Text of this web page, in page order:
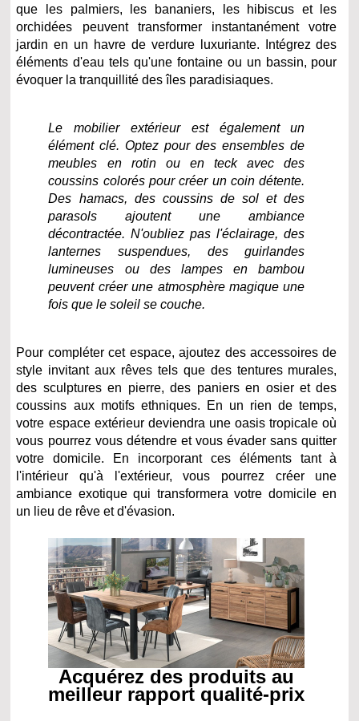
que les palmiers, les bananiers, les hibiscus et les
orchidées peuvent transformer instantanément votre
jardin en un havre de verdure luxuriante. Intégrez des
éléments d'eau tels qu'une fontaine ou un bassin, pour
évoquer la tranquillité des îles paradisiaques.
Le mobilier extérieur est également un
élément clé. Optez pour des ensembles de
meubles en rotin ou en teck avec des
coussins colorés pour créer un coin détente.
Des hamacs, des coussins de sol et des
parasols ajoutent une ambiance
décontractée. N'oubliez pas l'éclairage, des
lanternes suspendues, des guirlandes
lumineuses ou des lampes en bambou
peuvent créer une atmosphère magique une
fois que le soleil se couche.
Pour compléter cet espace, ajoutez des accessoires de
style invitant aux rêves tels que des tentures murales,
des sculptures en pierre, des paniers en osier et des
coussins aux motifs ethniques. En un rien de temps,
votre espace extérieur deviendra une oasis tropicale où
vous pourrez vous détendre et vous évader sans quitter
votre domicile. En incorporant ces éléments tant à
l'intérieur qu'à l'extérieur, vous pourrez créer une
ambiance exotique qui transformera votre domicile en
un lieu de rêve et d'évasion.
Acquérez des produits au
meilleur rapport qualité-prix